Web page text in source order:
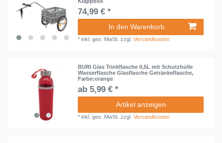
74,99 € *
In den Warenkorb
*inkl. ges. MwSt. zzgl.Versandkosten
BURI Glas Trinkflasche 0,5L mit Schutzhülle
Wasserflasche Glasflasche Getränkeflasche,
Farbe:orange
ab 5,99 € *
Artikel anzeigen
*inkl. ges. MwSt. zzgl.Versandkosten